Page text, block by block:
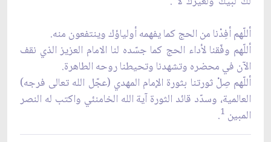
أللّهم أفِدْنا من الحج كما يفهمه أولياؤك وينتفعون منه.
أللّهم وفّقنا لأداء الحج كما جسّده لنا الامام العزيز الذي نقف
الآن في محضره وتشهدنا وتحيطنا روحه الطاهرة.
أللّهم صِلْ ثورتنا بثورة الإمام المهدي (عجّل الله تعالى فرجه)
العالمية، وسدّد قائد الثورة آية الله الخامنئي واكتب له النصر
المبين 1
.